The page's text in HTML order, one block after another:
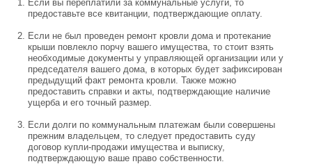
Если вы переплатили за коммунальные услуги, то
предоставьте все квитанции, подтверждающие оплату.
Если не был проведен ремонт кровли дома и протекание
крыши повлекло порчу вашего имущества, то стоит взять
необходимые документы у управляющей организации или у
председателя вашего дома, в которых будет зафиксирован
предыдущий факт ремонта кровли. Также можно
предоставить справки и акты, подтверждающие наличие
ущерба и его точный размер.
Если долги по коммунальным платежам были совершены
прежним владельцем, то следует предоставить суду
договор купли-продажи имущества и выписку,
подтверждающую ваше право собственности.